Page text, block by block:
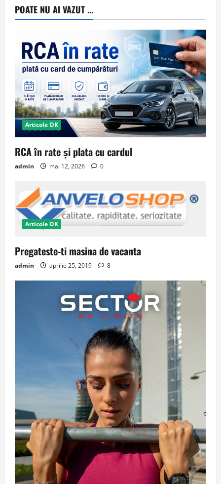
POATE NU AI VAZUT ...
Articole OK
RCA în rate și plata cu cardul
admin mai 12, 2026 0
Articole OK
Pregateste-ti masina de vacanta
admin aprilie 25, 2019 8